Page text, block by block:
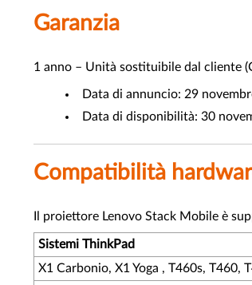
Garanzia
1 anno – Unità sostituibile dal cliente
Data di annuncio: 29
Data di disponibilità: 30
Compatibilità
Il proiettore Lenovo Stack Mobile è
Sistemi ThinkPad
X1 Carbonio, X1 Yoga , T460s, T460,